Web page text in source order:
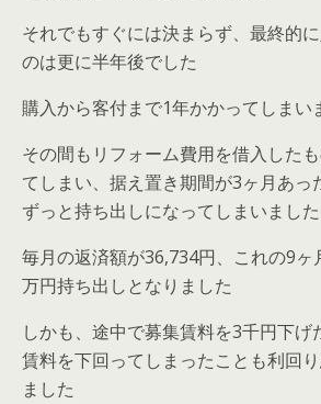
それでもすぐには決まらず、最終的
のは更に半年後でした
購入から客付まで1年かかってしまい
その間もリフォーム費用を借入した
てしまい、据え置き期間が3ヶ月あっ
ずっと持ち出しになってしまいました
毎月の返済額が36,734円、これの9ヶ
万円持ち出しとなりました
しかも、途中で募集賃料を3千円下げ
賃料を下回ってしまったことも利回
ました